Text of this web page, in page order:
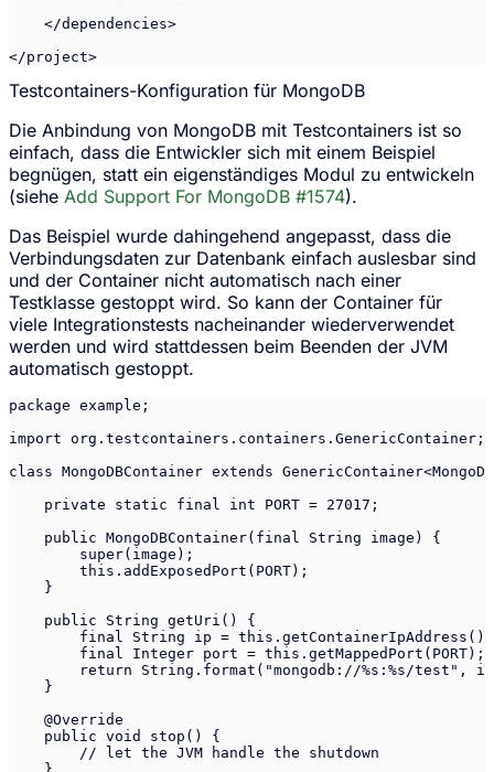
    </dependencies>
Testcontainers-Konfiguration für MongoDB
Die Anbindung von MongoDB mit Testcontainers ist so
einfach, dass die Entwickler sich mit einem Beispiel
begnügen, statt ein eigenständiges Modul zu entwickeln
(siehe Add Support For MongoDB #1574).
Das Beispiel wurde dahingehend angepasst, dass die
Verbindungsdaten zur Datenbank einfach auslesbar sind
und der Container nicht automatisch nach einer
Testklasse gestoppt wird. So kann der Container für
viele Integrationstests nacheinander wiederverwendet
werden und wird stattdessen beim Beenden der JVM
automatisch gestoppt.
package example;
import org.testcontainers.containers.GenericContainer;
class MongoDBContainer extends
    private static final int PORT = 27017;
    public MongoDBContainer(final String image) {
        super(image);
        this.addExposedPort(PORT);
    }
    public String getUri() {
        final String ip = this.getContainerIpAddress();
        final Integer port = this.getMappedPort(PORT);
return String.format("mongodb://%s:%s/test",
    }
    @Override
    public void stop() {
        // let the JVM handle the shutdown